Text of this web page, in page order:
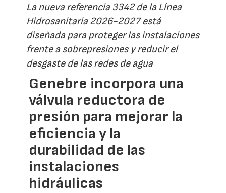
La nueva referencia 3342 de la Línea
Hidrosanitaria 2026-2027 está
diseñada para proteger las instalaciones
frente a sobrepresiones y reducir el
desgaste de las redes de agua
Genebre incorpora una
válvula reductora de
presión para mejorar la
eficiencia y la
durabilidad de las
instalaciones
hidráulicas